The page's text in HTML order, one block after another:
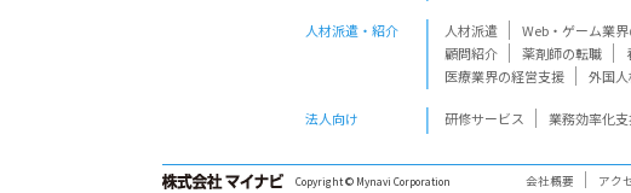
人材派遣・紹介 人材派遣 Web・ゲーム業
顧問紹介
薬剤師の転職
医療業界の経営支援
外国
法人向け 研修サービス 業務効率化支
Copyright © Mynavi Corporation 会社概要 アク